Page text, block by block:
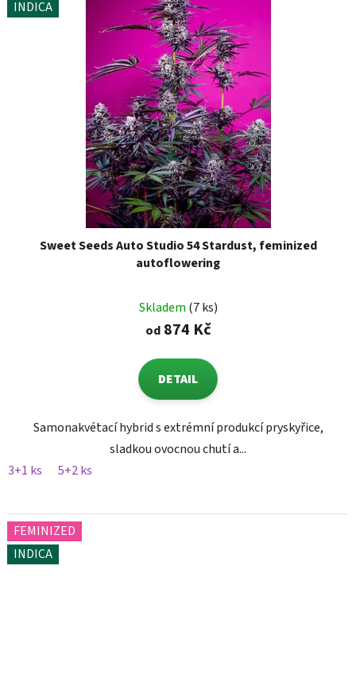
INDICA
Sweet Seeds Auto Studio 54 Stardust, feminized
autoflowering
Skladem (7 ks)
od874 Kč
DETAIL
Samonakvétací hybrid s extrémní produkcí pryskyřice,
sladkou ovocnou chutí a...
3+1 ks
5+2 ks
FEMINIZED
INDICA